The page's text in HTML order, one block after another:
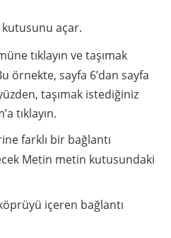
açar.
tıklayın ve taşımak
örnekte, sayfa 6’dan sayfa
taşımak istediğiniz
tıklayın.
farklı bir bağlantı
Metin metin kutusundaki
içeren bağlantı